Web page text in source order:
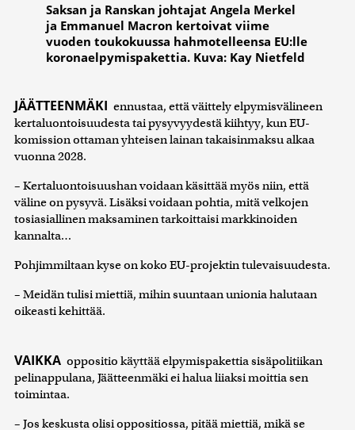
Saksan ja Ranskan johtajat Angela Merkel
ja Emmanuel Macron kertoivat viime
vuoden toukokuussa hahmotelleensa EU:lle
koronaelpymispakettia. Kuva: Kay Nietfeld
JÄÄTTEENMÄKI ennustaa, että väittely elpymisvälineen
kertaluontoisuudesta tai pysyvyydestä kiihtyy, kun EU-
komission ottaman yhteisen lainan takaisinmaksu alkaa
vuonna 2028.
– Kertaluontoisuushan voidaan käsittää myös niin, että
väline on pysyvä. Lisäksi voidaan pohtia, mitä velkojen
tosiasiallinen maksaminen tarkoittaisi markkinoiden
kannalta…
Pohjimmiltaan kyse on koko EU-projektin tulevaisuudesta.
– Meidän tulisi miettiä, mihin suuntaan unionia halutaan
oikeasti kehittää.
VAIKKA oppositio käyttää elpymispakettia sisäpolitiikan
pelinappulana, Jäätteenmäki ei halua liiaksi moittia sen
toimintaa.
– Jos keskusta olisi oppositiossa, pitää miettiä, mikä se